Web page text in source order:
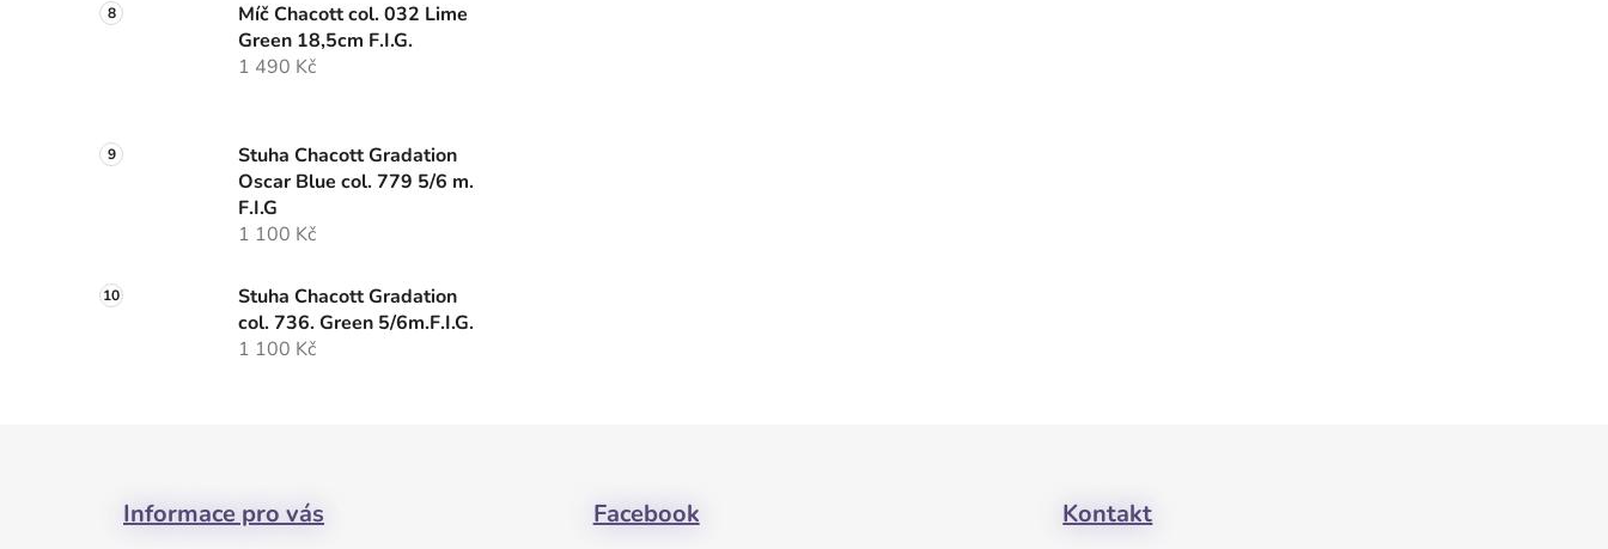
Míč Chacott col. 032 Lime
Green 18,5cm F.I.G.
1 490 Kč
Stuha Chacott Gradation
Oscar Blue col. 779 5/6 m.
F.I.G
1 100 Kč
Stuha Chacott Gradation
col. 736. Green 5/6m.F.I.G.
1 100 Kč
Informace pro vás Facebook Kontakt